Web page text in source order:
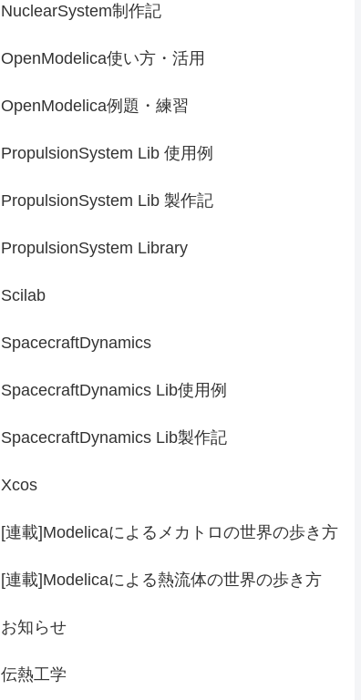
NuclearSystem制作記
OpenModelica使い方・活用
OpenModelica例題・練習
PropulsionSystem Lib 使用例
PropulsionSystem Lib 製作記
PropulsionSystem Library
Scilab
SpacecraftDynamics
SpacecraftDynamics Lib使用例
SpacecraftDynamics Lib製作記
Xcos
[連載]Modelicaによるメカトロの世界の歩き方
[連載]Modelicaによる熱流体の世界の歩き方
お知らせ
伝熱工学